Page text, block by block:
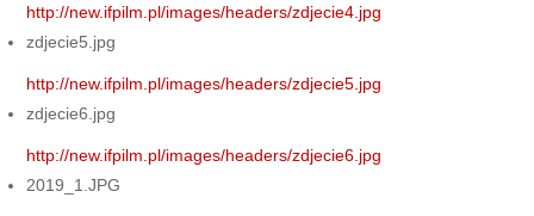
http://new.ifpilm.pl/images/headers/zdjecie4.jpg
zdjecie5.jpg
http://new.ifpilm.pl/images/headers/zdjecie5.jpg
zdjecie6.jpg
http://new.ifpilm.pl/images/headers/zdjecie6.jpg
2019_1.JPG